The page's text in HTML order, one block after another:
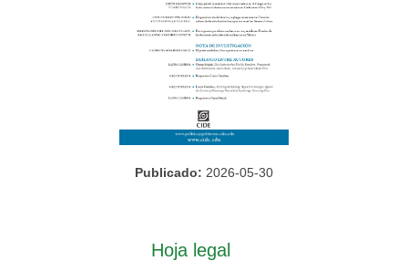
Publicado: 2026-05-30
Hoja legal